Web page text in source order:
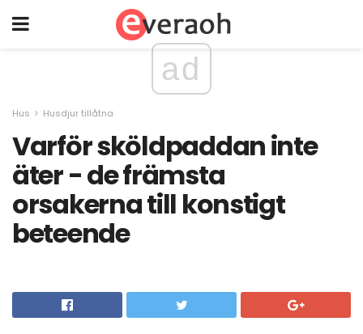
ad
Hus Husdjur tillåtna
Varför sköldpaddan inte
äter - de främsta
orsakerna till konstigt
beteende